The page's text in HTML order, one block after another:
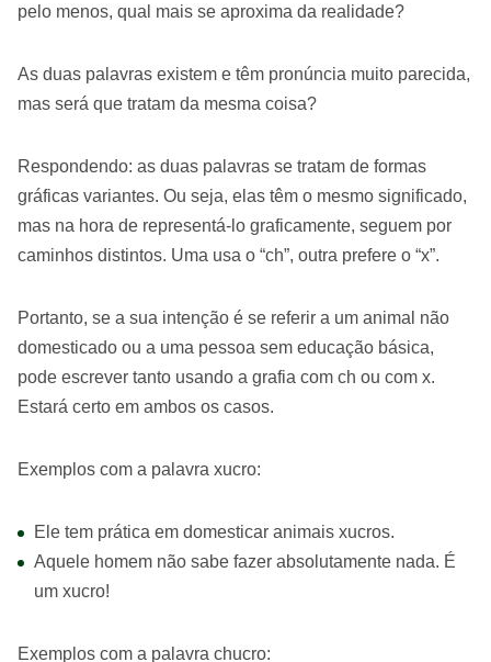
pelo menos, qual mais se aproxima da realidade?
As duas palavras existem e têm pronúncia muito parecida,
mas será que tratam da mesma coisa?
Respondendo: as duas palavras se tratam de formas
gráficas variantes. Ou seja, elas têm o mesmo significado,
mas na hora de representá-lo graficamente, seguem por
caminhos distintos. Uma usa o “ch”, outra prefere o “x”.
Portanto, se a sua intenção é se referir a um animal não
domesticado ou a uma pessoa sem educação básica,
pode escrever tanto usando a grafia com ch ou com x.
Estará certo em ambos os casos.
Exemplos com a palavra xucro:
Ele tem prática em domesticar animais xucros.
Aquele homem não sabe fazer absolutamente nada. É
um xucro!
Exemplos com a palavra chucro: